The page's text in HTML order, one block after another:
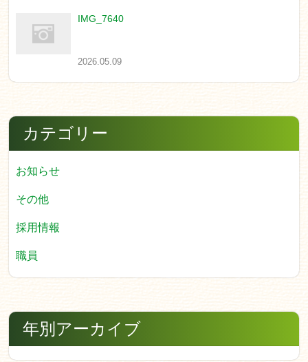
IMG_7640
2026.05.09
カテゴリー
お知らせ
その他
採用情報
職員
年別アーカイブ